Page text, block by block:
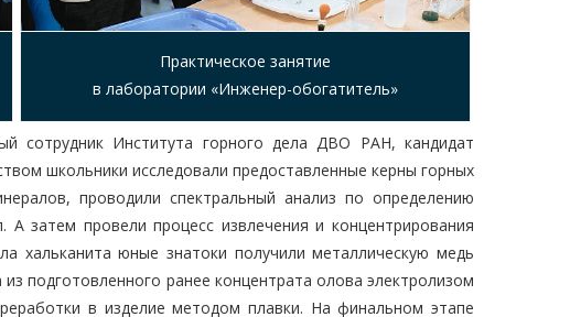
Практическое занятие
в лаборатории «Инженер-обогатитель»
сотрудник Института горного дела ДВО РАН, кандидат
школьники исследовали предоставленные керны горных
проводили спектральный анализ по определению
затем провели процесс извлечения и концентрирования
хальканита юные знатоки получили металлическую медь
подготовленного ранее концентрата олова электролизом
в изделие методом плавки. На финальном этапе